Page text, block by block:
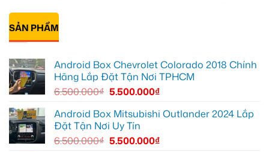
xem
YouTube
và
EX2
tại
Quận
6
cao
trải
nghiệm
gắn
Android
box
xe
Hóc
Môn
thoải
mái
hơn
có
luận
ở
Chị
Android
box
Geely
EX2
Quận
để
bản
SẢN PHẨM
Android Box Chevrolet Colorado 2018 Chính
Hãng Lắp Đặt Tận Nơi TPHCM
6.500.000₫ 5.500.000₫
Android Box Mitsubishi Outlander 2024 Lắp
Đặt Tận Nơi Uy Tín
6.500.000₫ 5.500.000₫